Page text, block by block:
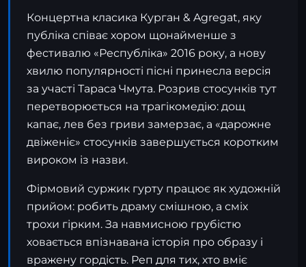
Концертна класика Курган & Agregat, яку
публіка співає хором щонайменше з
фестивалю «Республіка» 2016 року, а нову
хвилю популярності пісні принесла версія
за участі Тараса Чмута. Розрив стосунків тут
перетворюється на трагікомедію: дощ
капає, лев без гриви замерзає, а «дарожне
двіженіє» стосунків завершується коротким
вироком із назви.
Фірмовий суржик гурту працює як художній
прийом: робить драму смішною, а сміх
трохи гірким. За навмисною грубістю
ховається впізнавана історія про образу і
вражену гордість. Реп для тих, хто вміє